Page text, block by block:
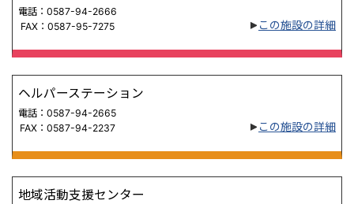
電話：0587-94-2666
FAX：0587-95-7275
この施設の詳細
ヘルパーステーション
電話：0587-94-2665
FAX：0587-94-2237
この施設の詳細
地域活動支援センター